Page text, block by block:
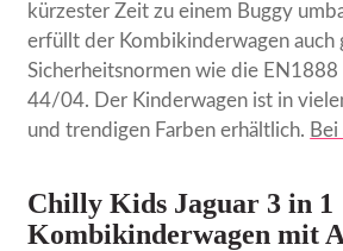
kürzester Zeit zu einem Buggy
erfüllt der Kombikinderwagen auch
Sicherheitsnormen wie die EN1888
44/04. Der Kinderwagen ist in
und trendigen Farben erhältlich.
Chilly Kids Jaguar 3 in 1
Kombikinderwagen mit